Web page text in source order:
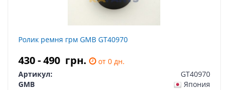
Ролик ремня грм GMB GT40970
430 - 490 грн.
от 0 дн.
Артикул:
GT40970
GMB
Япония